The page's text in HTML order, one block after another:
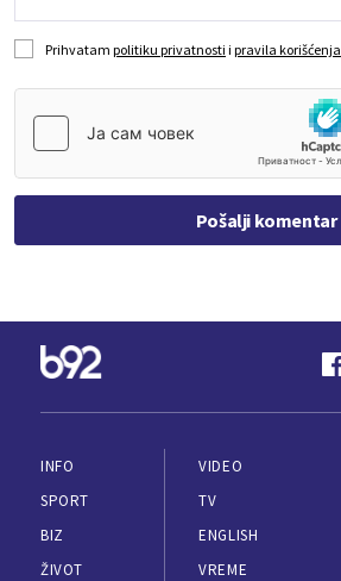
Prihvatam politiku privatnosti i pravila korišćenja
Pošalji komentar
INFO
SPORT
BIZ
ŽIVOT
VIDEO
TV
ENGLISH
VREME